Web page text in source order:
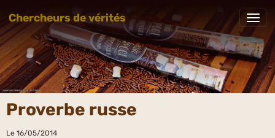
Chercheurs de vérités
Proverbe russe
Le 16/05/2014